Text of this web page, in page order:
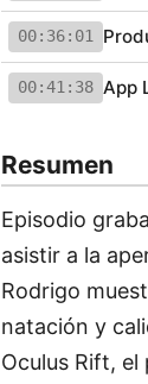
00:36:01
00:41:38 App
Resumen
Episodio
asistir a la
Rodrigo
natación y
Oculus Rift,